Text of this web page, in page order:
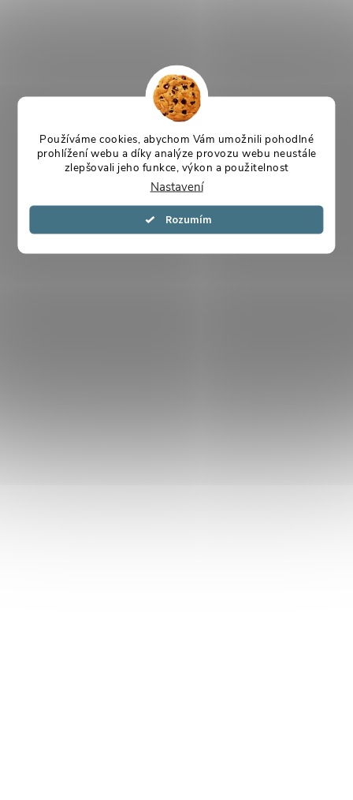
Používáme cookies, abychom Vám umožnili pohodlné
prohlížení webu a díky analýze provozu webu neustále
zlepšovali jeho funkce, výkon a použitelnost
Nastavení
Souhlasím